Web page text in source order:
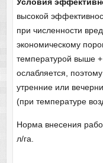
высокой
при численности
экономическому
температурой выше
ослабляется,
утренние или
(при температуре
Норма внесения
л/га.